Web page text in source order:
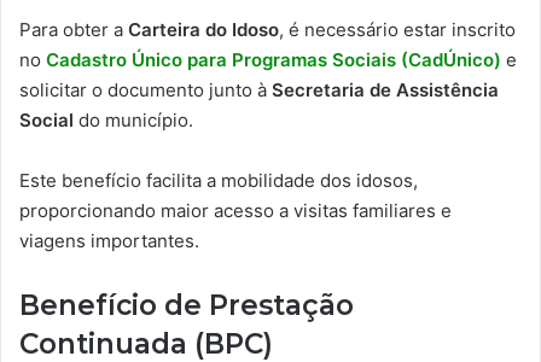
Para obter a Carteira do Idoso, é necessário estar inscrito
no Cadastro Único para Programas Sociais (CadÚnico) e
solicitar o documento junto à Secretaria de Assistência
Social do município.
Este benefício facilita a mobilidade dos idosos,
proporcionando maior acesso a visitas familiares e
viagens importantes.
Benefício de Prestação
Continuada (BPC)